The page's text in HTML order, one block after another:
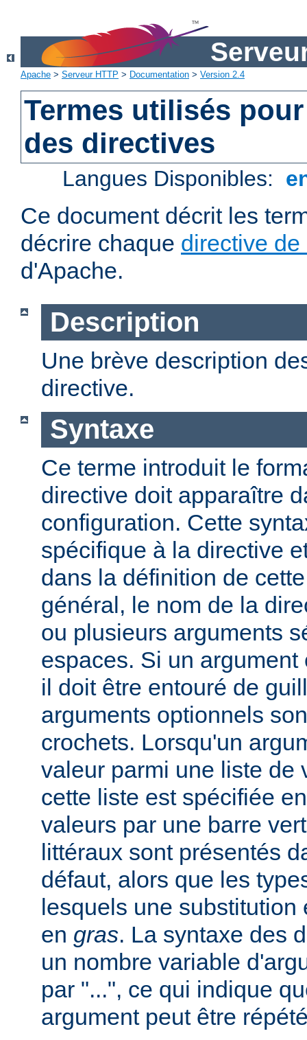
Apache > Serveur HTTP > Documentation > Version 2.4
Termes utilisés
des directives
Langues Disponibles:
Ce document décrit les
décrire chaque directive
d'Apache.
Description
Une brève description
directive.
Syntaxe
Ce terme introduit le
directive doit apparaître
configuration. Cette
spécifique à la directive
dans la définition de
général, le nom de la
ou plusieurs arguments
espaces. Si un
il doit être entouré de
arguments optionnels
crochets. Lorsqu'un
valeur parmi une liste de
cette liste est spécifiée
valeurs par une barre
littéraux sont présentés
défaut, alors que les
lesquels une substitution
en gras. La syntaxe des
un nombre variable
par "...", ce qui indique
argument peut être